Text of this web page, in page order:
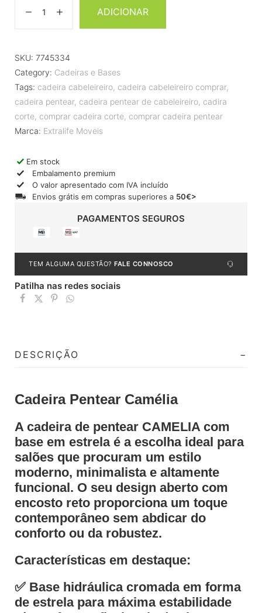
ADICIONAR
SKU: 7745334
Category: Cadeiras e Bases
Tags: cadeira cabeleireiro, cadeira cabeleireiro comprar,
cadeira pentear, cadeira pentear de cabeleireiro, cadira
corte, comprar cadeira corte, comprar cadeira pentear
Marca: Extralife Moveis
Em stock
Embalamento premium
O valor apresentado com IVA incluído
Envios grátis em compras superiores a 50€>
PAGAMENTOS SEGUROS
TEM ALGUMA QUESTÃO? FALE CONNOSCO
Patilha nas redes sociais
DESCRIÇÃO
Cadeira Pentear Camélia
A cadeira de pentear CAMELIA com
base em estrela é a escolha ideal para
salões que procuram um estilo
moderno, minimalista e altamente
funcional. O seu design aberto com
encosto reto proporciona um toque
contemporâneo sem abdicar do
conforto ou da robustez.
Características em destaque:
✅ Base hidráulica cromada em forma
de estrela para máxima estabilidade